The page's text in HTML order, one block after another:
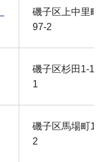
磯子区上中里
97-2
磯子区杉田1-
1
磯子区馬場町
2